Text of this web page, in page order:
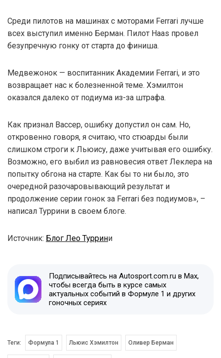
Среди пилотов на машинах с моторами Ferrari лучше
всех выступил именно Берман. Пилот Haas провел
безупречную гонку от старта до финиша.
Медвежонок — воспитанник Академии Ferrari, и это
возвращает нас к болезненной теме. Хэмилтон
оказался далеко от подиума из-за штрафа.
Как признал Вассер, ошибку допустил он сам. Но,
откровенно говоря, я считаю, что стюарды были
слишком строги к Льюису, даже учитывая его ошибку.
Возможно, его выбил из равновесия ответ Леклера на
попытку обгона на старте. Как бы то ни было, это
очередной разочаровывающий результат и
продолжение серии гонок за Ferrari без подиумов», –
написал Туррини в своем блоге.
Источник: Блог Лео Туррини
Подписывайтесь на Autosport.com.ru в Max,
чтобы всегда быть в курсе самых
актуальных событий в Формуле 1 и других
гоночных сериях
Теги: Формула 1 Льюис Хэмилтон Оливер Берман